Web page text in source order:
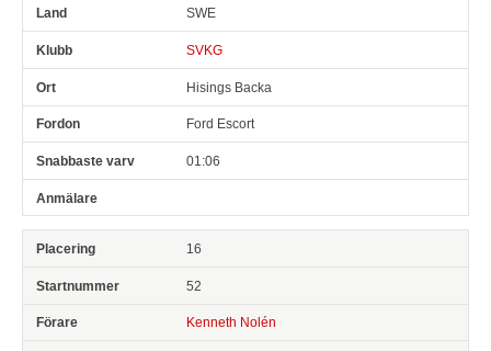
SWE
SVKG
Hisings Backa
Ford Escort
01:06
16
52
Kenneth Nolén